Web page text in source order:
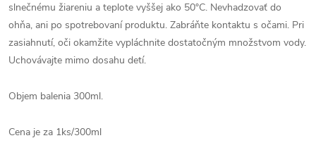
slnečnému žiareniu a teplote vyššej ako 50°C. Nevhadzovať do
ohňa, ani po spotrebovaní produktu. Zabráňte kontaktu s očami. Pri
zasiahnutí, oči okamžite vypláchnite dostatočným množstvom vody.
Uchovávajte mimo dosahu detí.
Objem balenia 300ml.
Cena je za 1ks/300ml